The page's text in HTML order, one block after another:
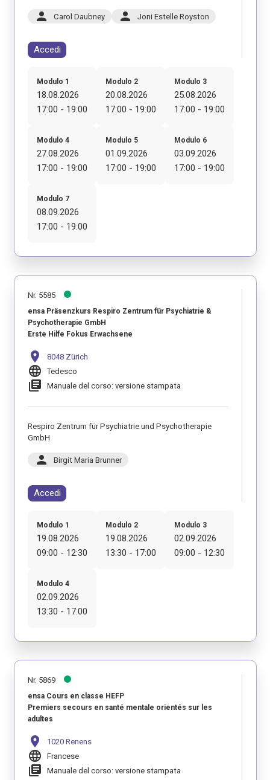
person Carol Daubney person Joni Estelle Royston
Accedi
Modulo 1
18.08.2026
17:00 - 19:00
Modulo 2
20.08.2026
17:00 - 19:00
Modulo 3
25.08.2026
17:00 - 19:00
Modulo 4
27.08.2026
17:00 - 19:00
Modulo 5
01.09.2026
17:00 - 19:00
Modulo 6
03.09.2026
17:00 - 19:00
Modulo 7
08.09.2026
17:00 - 19:00
Nr. 5585
ensa Präsenzkurs Respiro Zentrum für Psychiatrie &
Psychotherapie GmbH
Erste Hilfe Fokus Erwachsene
location_on 8048 Zürich
language Tedesco
library_books Manuale del corso: versione stampata
Respiro Zentrum für Psychiatrie und Psychotherapie
GmbH
person Birgit Maria Brunner
Accedi
Modulo 1
19.08.2026
09:00 - 12:30
Modulo 2
19.08.2026
13:30 - 17:00
Modulo 3
02.09.2026
09:00 - 12:30
Modulo 4
02.09.2026
13:30 - 17:00
Nr. 5869
ensa Cours en classe HEFP
Premiers secours en santé mentale orientés sur les
adultes
location_on 1020 Renens
language Francese
library_books Manuale del corso: versione stampata